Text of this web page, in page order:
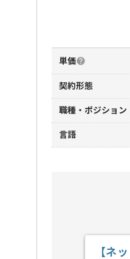
単価
契約形態
職種・ポジション
言語
【ネ